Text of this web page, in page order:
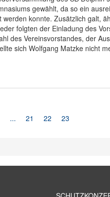
gewählt, da so ein
konnte. Zusätzlich galt,
folgten der Einladung des
des Vereinsvorstandes, der
sich Wolfgang Matzke nicht
... 21 22 23